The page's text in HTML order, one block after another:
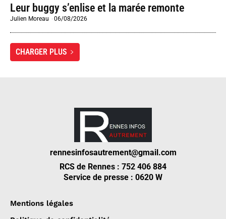
Leur buggy s’enlise et la marée remonte
Julien Moreau -06/08/2026
CHARGER PLUS
rennesinfosautrement@gmail.com
RCS de Rennes : 752 406 884
Service de presse : 0620 W
Mentions légales